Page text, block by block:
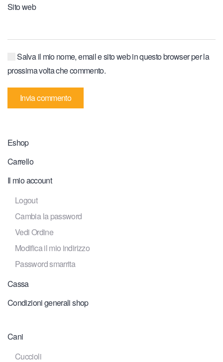
Sito web
Salva il mio nome, email e sito web in questo browser per la
prossima volta che commento.
Invia commento
Eshop
Carrello
Il mio account
Logout
Cambia la password
Vedi Ordine
Modifica il mio indirizzo
Password smarrita
Cassa
Condizioni generali shop
Cani
Cuccioli